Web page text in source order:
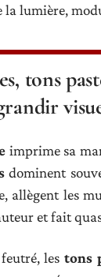
lumière,
tons
imprime sa
dominent
allègent les
et fait
lestons